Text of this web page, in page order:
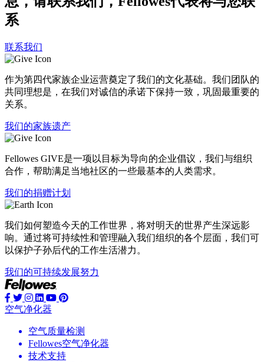
系
联系我们
作为第四代家族企业运营奠定了我们的文化基础。我们团队的
共同理想是，在我们对诚信的承诺下保持一致，巩固最重要的
关系。
我们的家族遗产
Fellowes GIVE是一项以目标为导向的企业倡议，我们与组织
合作，帮助满足当地社区的一些最基本的人类需求。
我们的捐赠计划
我们如何塑造今天的工作世界，将对明天的世界产生深远影
响。通过将可持续性和管理融入我们组织的各个层面，我们可
以保护子孙后代的工作生活潜力。
我们的可持续发展努力
空气净化器
空气质量检测
Fellowes空气净化器
技术支持